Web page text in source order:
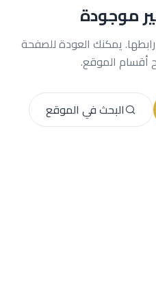
موجودة
يمكنك العودة للصفحة
أقسام الموقع.
البحث في الموقع